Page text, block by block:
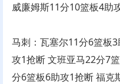
威廉姆斯11分10篮板4助
马刺：瓦塞尔11分6篮板
攻1抢断 文班亚马22分7
分6篮板6助攻1抢断 福克